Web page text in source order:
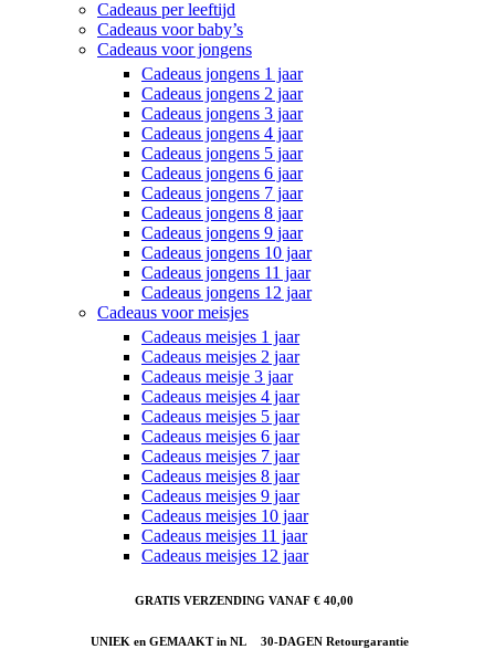
Cadeaus per leeftijd
Cadeaus voor baby’s
Cadeaus voor jongens
Cadeaus jongens 1 jaar
Cadeaus jongens 2 jaar
Cadeaus jongens 3 jaar
Cadeaus jongens 4 jaar
Cadeaus jongens 5 jaar
Cadeaus jongens 6 jaar
Cadeaus jongens 7 jaar
Cadeaus jongens 8 jaar
Cadeaus jongens 9 jaar
Cadeaus jongens 10 jaar
Cadeaus jongens 11 jaar
Cadeaus jongens 12 jaar
Cadeaus voor meisjes
Cadeaus meisjes 1 jaar
Cadeaus meisjes 2 jaar
Cadeaus meisje 3 jaar
Cadeaus meisjes 4 jaar
Cadeaus meisjes 5 jaar
Cadeaus meisjes 6 jaar
Cadeaus meisjes 7 jaar
Cadeaus meisjes 8 jaar
Cadeaus meisjes 9 jaar
Cadeaus meisjes 10 jaar
Cadeaus meisjes 11 jaar
Cadeaus meisjes 12 jaar
GRATIS VERZENDING VANAF € 40,00
UNIEK en GEMAAKT in NL 30-DAGEN Retourgarantie